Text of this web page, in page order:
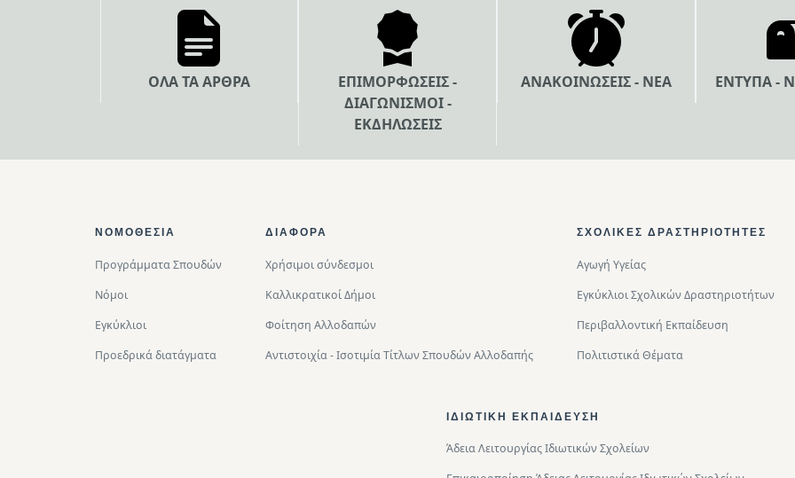
ΟΛΑ ΤΑ ΑΡΘΡΑ
ΕΠΙΜΟΡΦΩΣΕΙΣ -
ΔΙΑΓΩΝΙΣΜΟΙ -
ΕΚΔΗΛΩΣΕΙΣ
ΑΝΑΚΟΙΝΩΣΕΙΣ - ΝΕΑ ΕΝΤΥΠΑ -
Footer Top
ΝΟΜΟΘΕΣΊΑ
Προγράμματα Σπουδών
Νόμοι
Εγκύκλιοι
Προεδρικά διατάγματα
ΔΙΑΦΟΡΑ
Χρήσιμοι σύνδεσμοι
Καλλικρατικοί Δήμοι
Φοίτηση Αλλοδαπών
Αντιστοιχία - Ισοτιμία Τίτλων Σπουδών Αλλοδαπής
ΣΧΟΛΙΚΈΣ ΔΡΑΣΤΗΡΙΌΤΗΤΕΣ
Αγωγή Υγείας
Εγκύκλιοι Σχολικών Δραστηριοτήτων
Περιβαλλοντική Eκπαίδευση
Πολιτιστικά Θέματα
ΙΔΙΩΤΙΚΉ ΕΚΠΑΊΔΕΥΣΗ
Άδεια Λειτουργίας Ιδιωτικών Σχολείων